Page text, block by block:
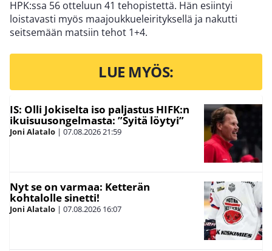
HPK:ssa 56 otteluun 41 tehopistettä. Hän esiintyi
loistavasti myös maajoukkueleirityksellä ja nakutti
seitsemään matsiin tehot 1+4.
LUE MYÖS:
IS: Olli Jokiselta iso paljastus HIFK:n
ikuisuusongelmasta: ”Syitä löytyi”
Joni Alatalo | 07.08.202621:59
Nyt se on varmaa: Ketterän
kohtalolle sinetti!
Joni Alatalo | 07.08.2026 16:07